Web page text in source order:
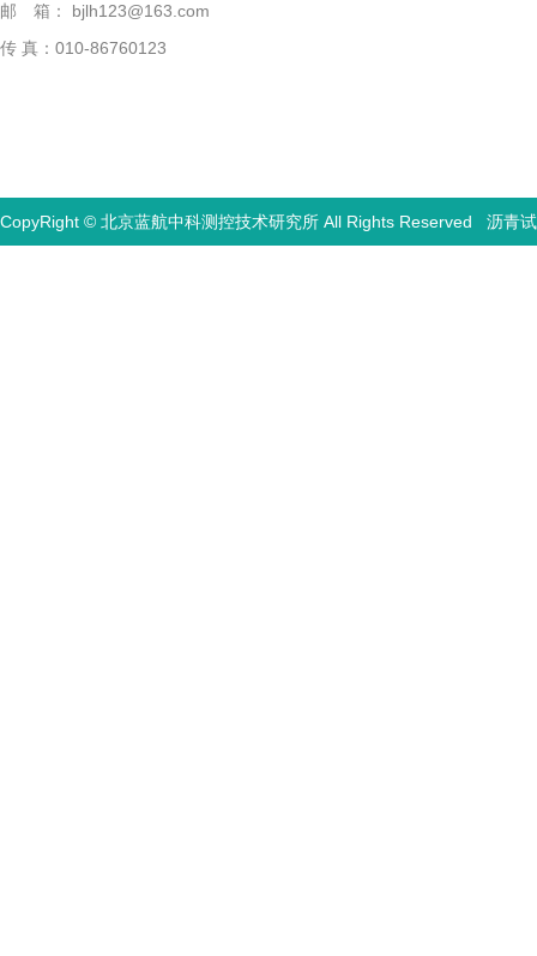
邮 箱： bjlh123@163.com
传 真：010-86760123
CopyRight © 北京蓝航中科测控技术研究所 All Rights Reserved 沥青